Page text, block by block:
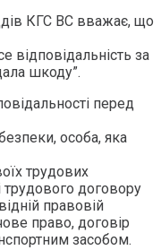
КГС ВС вважає, що
відповідальність за
шкоду”.
перед
особа, яка
трудових
трудового договору
правовій
право, договір
засобом.